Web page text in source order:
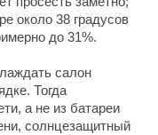
около 38 градусов
до 31%.
салон
Тогда
а не из батареи
солнцезащитный